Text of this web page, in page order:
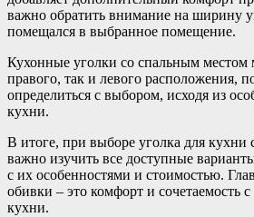
важно обратить внимание на ширину
помещался в выбранное помещение.
Кухонные уголки со спальным местом
правого, так и левого расположения,
определиться с выбором, исходя из
кухни.
В итоге, при выборе уголка для кухни
важно изучить все доступные
с их особенностями и стоимостью.
обивки – это комфорт и сочетаемость
кухни.